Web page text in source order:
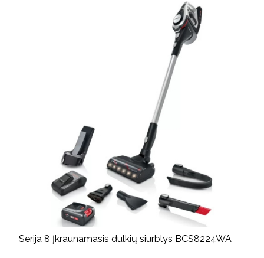
Serija 8 Įkraunamasis dulkių siurblys BCS8224WA